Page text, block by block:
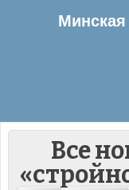
Все
Минская